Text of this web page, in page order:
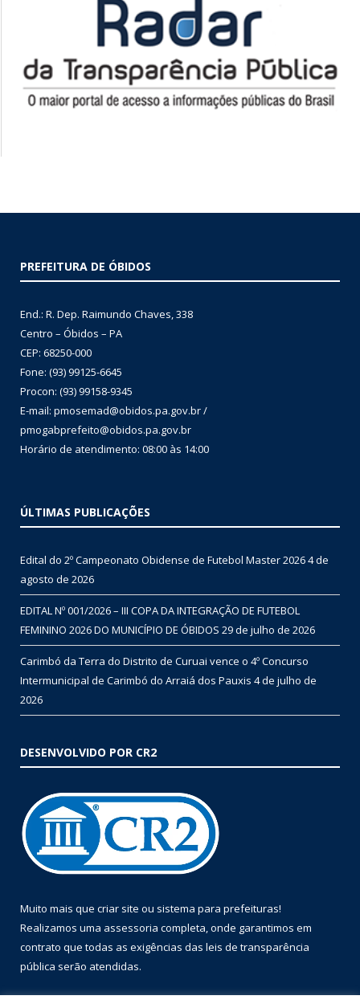
PREFEITURA DE ÓBIDOS
End.: R. Dep. Raimundo Chaves, 338
Centro – Óbidos – PA
CEP: 68250-000
Fone: (93) 99125-6645
Procon: (93) 99158-9345
E-mail: pmosemad@obidos.pa.gov.br /
pmogabprefeito@obidos.pa.gov.br
Horário de atendimento: 08:00 às 14:00
ÚLTIMAS PUBLICAÇÕES
Edital do 2º Campeonato Obidense de Futebol Master 20264 de
agosto de 2026
EDITAL Nº 001/2026 – III COPA DA INTEGRAÇÃO DE FUTEBOL
FEMININO 2026 DO MUNICÍPIO DE ÓBIDOS 29 de julho de 2026
Carimbó da Terra do Distrito de Curuai vence o 4º Concurso
Intermunicipal de Carimbó do Arraiá dos Pauxis 4 de julho de
2026
DESENVOLVIDO POR CR2
Muito mais que criar site ou sistema para prefeituras!
Realizamos uma assessoria completa, onde garantimos em
contrato que todas as exigências das leis de transparência
pública serão atendidas.